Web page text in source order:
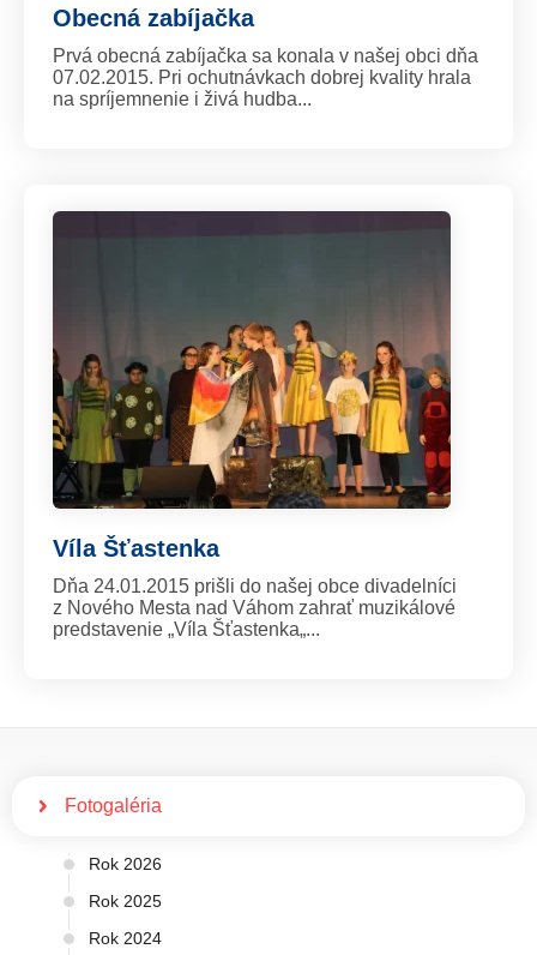
Obecná zabíjačka
Prvá obecná zabíjačka sa konala v našej obci dňa
07.02.2015. Pri ochutnávkach dobrej kvality hrala
na spríjemnenie i živá hudba...
Víla Šťastenka
Dňa 24.01.2015 prišli do našej obce divadelníci
z Nového Mesta nad Váhom zahrať muzikálové
predstavenie „Víla Šťastenka„...
Fotogaléria
Rok 2026
Rok 2025
Rok 2024